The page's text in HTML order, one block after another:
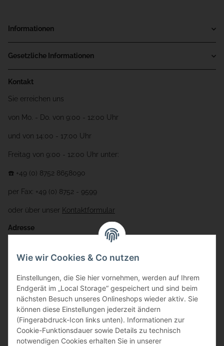
Informationen
Gesetzliche Informationen
Kontakt
Sie erreichen uns
von Mo. - Do. von 9:00 - 12:00 Uhr
und von 14:00 - 17:00 Uhr
Freitag von 9:00 - 12:00 Uhr unter:
☎️ +49 (0) 8752 8658090
per Fax: +49 (0) 8752 - 9599
oder über unser Kontaktformular
Adresse
Gewerbering 17
84072 Au i.d. Hallertau
info@bauer-tore.de
Wie wir Cookies & Co nutzen
Einstellungen, die Sie hier vornehmen, werden auf Ihrem
Endgerät im „Local Storage“ gespeichert und sind beim
nächsten Besuch unseres Onlineshops wieder aktiv. Sie
können diese Einstellungen jederzeit ändern
(Fingerabdruck-Icon links unten). Informationen zur
Cookie-Funktionsdauer sowie Details zu technisch
notwendigen Cookies erhalten Sie in unserer